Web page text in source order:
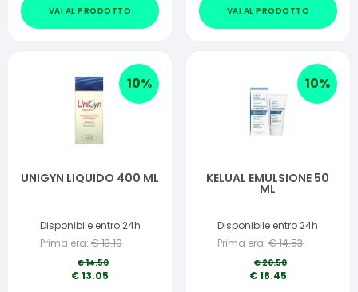
VAI AL PRODOTTO VAI AL PRODOTTO
10%
UNIGYN LIQUIDO 400 ML
Disponibile entro 24h
Prima era: €13.10
€14.50
€13.05
10%
KELUAL EMULSIONE 50
ML
Disponibile entro 24h
Prima era: €14.53
€20.50
€18.45